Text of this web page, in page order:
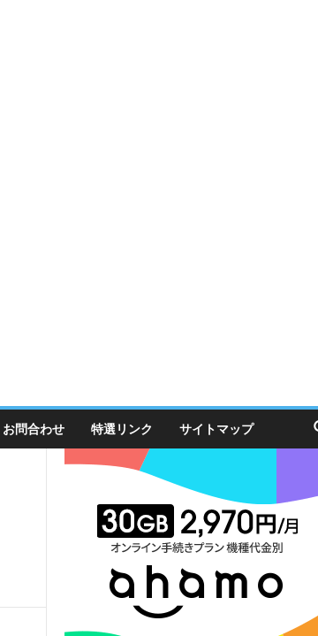
お問合わせ 特選リンク サイトマップ